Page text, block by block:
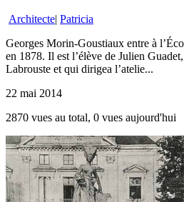
Architecte| Patricia
Georges Morin-Goustiaux entre à
en 1878. Il est l’élève de Julien
Labrouste et qui dirigea l’atelie...
22 mai 2014
2870 vues au total, 0 vues aujourd'hui